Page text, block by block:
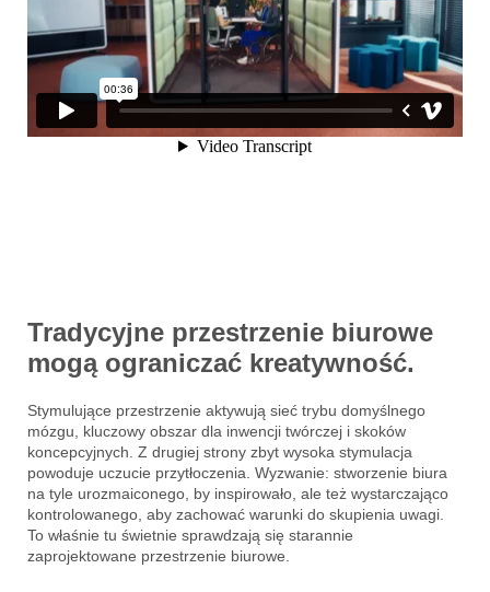
Tradycyjne przestrzenie biurowe
mogą ograniczać kreatywność.
Stymulujące przestrzenie aktywują sieć trybu domyślnego
mózgu, kluczowy obszar dla inwencji twórczej i skoków
koncepcyjnych. Z drugiej strony zbyt wysoka stymulacja
powoduje uczucie przytłoczenia. Wyzwanie: stworzenie biura
na tyle urozmaiconego, by inspirowało, ale też wystarczająco
kontrolowanego, aby zachować warunki do skupienia uwagi.
To właśnie tu świetnie sprawdzają się starannie
zaprojektowane przestrzenie biurowe.